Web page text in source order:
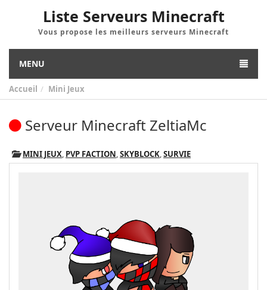
Liste Serveurs Minecraft
Vous propose les meilleurs serveurs Minecraft
MENU
Accueil Mini Jeux
Serveur Minecraft ZeltiaMc
MINI JEUX, PVP FACTION,SKYBLOCK,SURVIE